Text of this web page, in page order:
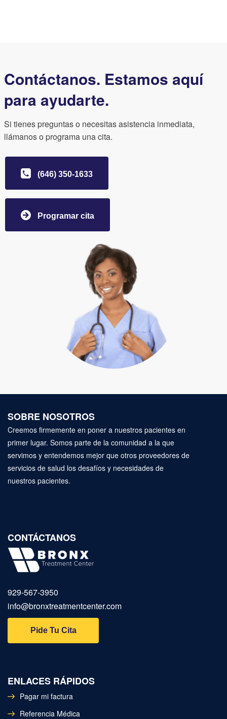
Contáctanos. Estamos aquí
para ayudarte.
Si tienes preguntas o necesitas asistencia inmediata,
llámanos o programa una cita.
(646) 350-1633
Programar cita
SOBRE NOSOTROS
Creemos firmemente en poner a nuestros pacientes en
primer lugar. Somos parte de la comunidad a la que
servimos y entendemos mejor que otros proveedores de
servicios de salud los desafíos y necesidades de
nuestros pacientes.
CONTÁCTANOS
929‑567‑3950
info@bronxtreatmentcenter.com
Pide Tu Cita
ENLACES RÁPIDOS
Pagar mi factura
Referencia Médica